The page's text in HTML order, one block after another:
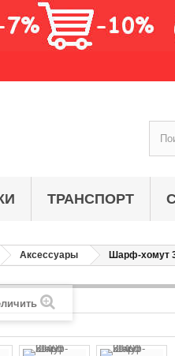
ТРАНСПОРТ
Аксессуары Шарф-хомут